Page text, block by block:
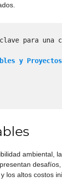
para una
y
ambiental,
los altos costos